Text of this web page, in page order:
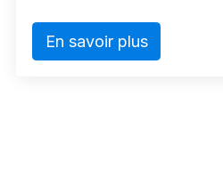
En savoir plus